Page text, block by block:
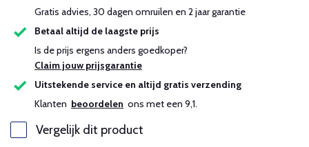
Gratis advies, 30 dagen omruilen en 2 jaar garantie
Betaal altijd de laagste prijs
Is de prijs ergens anders goedkoper?
Claim jouw prijsgarantie
Uitstekende service en altijd gratis verzending
Klanten beoordelen ons met een 9,1.
Vergelijk dit product